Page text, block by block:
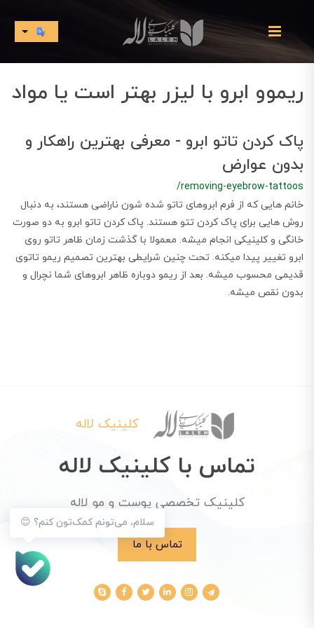
ریموو ابرو با لیزر بهتر است یا مواد
پاک کردن تاتو ابرو - معرفی بهترین راهکار و
بدون عوارض
/removing-eyebrow-tattoos
خانم هایی که از فرم ابروهای تاتو شده شون ناراضی هستند، به دنبال
روش هایی برای پاک کردن تتو هستند. پاک کردن تاتو ابرو به دو صورت
خانگی و کلینیکی انجام میشه. معمولا با گذشت زمان ظاهر تاتو روی
ابرو تغییر پیدا میکنه. تحت چنین شرایطی بهترین تصمیم ریمو تاتوی
قدیمی محسوب میشه. بعد از ریمو دوباره ظاهر ابروهای شما نچرال و
بدون نقص میشه.
سلام، می‌تونم کمک‌تون کنم؟ 😊
کلینیک لاله
تماس با کلینیک لاله
کلینیک تخصصی پوست و مو لاله
تماس با ما